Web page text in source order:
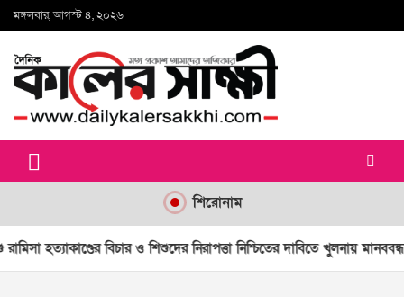
Skip
to
মঙ্গলবার, আগস্ট ৪, ২০২৬
কালের সাক্ষী
শিরোনাম
বিচার ও শিশুদের নিরাপত্তা নিশ্চিতের দাবিতে খুলনায় মানববন্ধন